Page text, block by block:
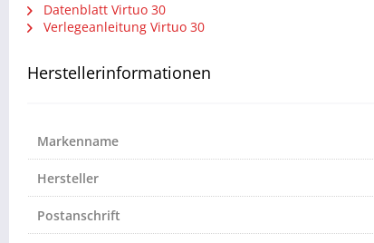
Datenblatt Virtuo 30
Verlegeanleitung Virtuo 30
Herstellerinformationen
Markenname
Hersteller
Postanschrift